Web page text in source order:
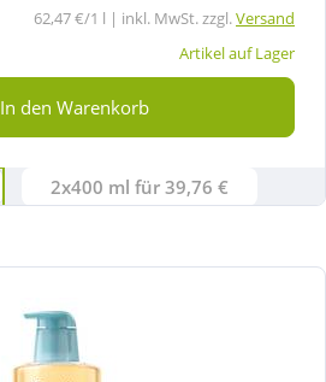
62,47 €/1 l | inkl. MwSt. zzgl.Versand
Artikel auf Lager
In den Warenkorb
2x400 ml für 39,76 €